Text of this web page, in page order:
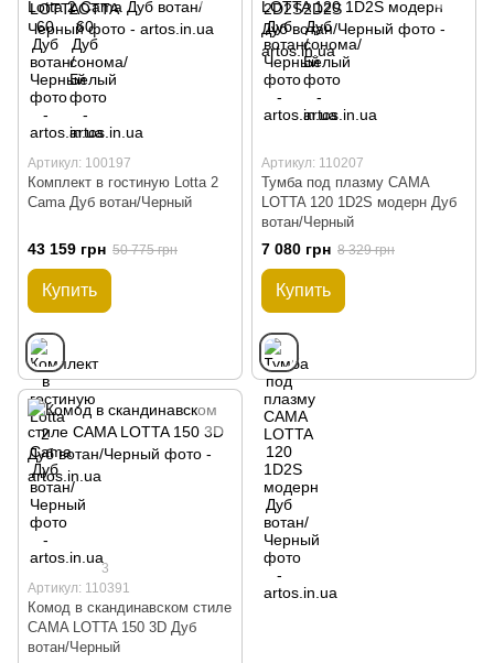
Артикул: 100197
Комплект в гостиную Lotta 2
Cama Дуб вотан/Черный
43 159 грн 50 775 грн
Купить
Артикул: 110207
Тумба под плазму CAMA
LOTTA 120 1D2S модерн Дуб
вотан/Черный
7 080 грн 8 329 грн
Купить
3
Артикул: 110391
Комод в скандинавском стиле
CAMA LOTTA 150 3D Дуб
вотан/Черный